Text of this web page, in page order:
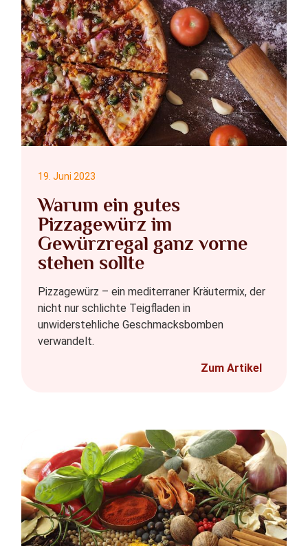
Warum ein gutes
Pizzagewürz im
Gewürzregal ganz vorne
stehen sollte
19. Juni 2023
Pizzagewürz – ein mediterraner Kräutermix, der
nicht nur schlichte Teigfladen in
unwiderstehliche Geschmacksbomben
verwandelt.
Zum Artikel